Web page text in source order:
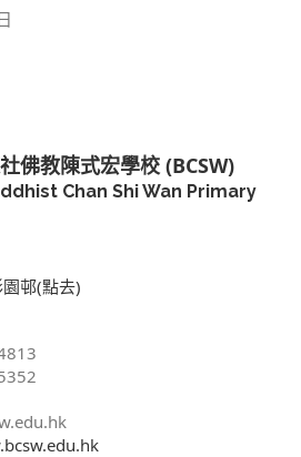
佛教陳式宏學校 (BCSW)
Chan Shi Wan Primary
邨(點去)